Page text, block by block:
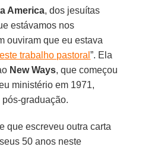
America, dos jesuítas
estávamos nos
ouviram que eu estava
trabalho pastoral”. Ela
New Ways, que começou
ministério em 1971,
graduação.
que escreveu outra carta
50 anos neste